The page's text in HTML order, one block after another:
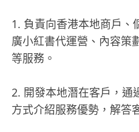
1. 負責向香港本地商戶、
廣小紅書代運營、內容策
等服務。
2. 開發本地潛在客戶，通
方式介紹服務優勢，解答